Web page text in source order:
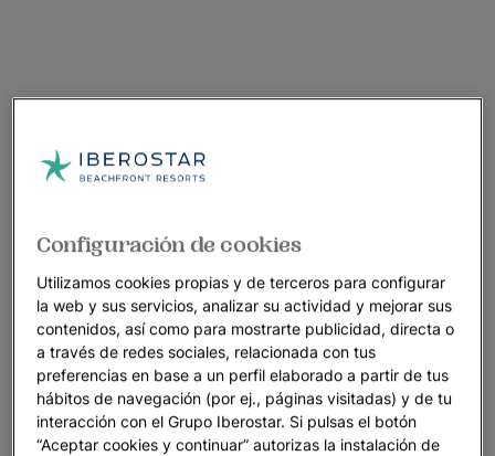
Configuración de cookies
Utilizamos cookies propias y de terceros para configurar
la web y sus servicios, analizar su actividad y mejorar sus
contenidos, así como para mostrarte publicidad, directa o
a través de redes sociales, relacionada con tus
preferencias en base a un perfil elaborado a partir de tus
hábitos de navegación (por ej., páginas visitadas) y de tu
interacción con el Grupo Iberostar. Si pulsas el botón
“Aceptar cookies y continuar” autorizas la instalación de